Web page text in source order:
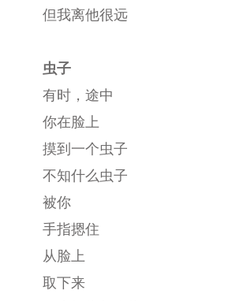
但我离他很远
虫子
有时，途中
你在脸上
摸到一个虫子
不知什么虫子
被你
手指摁住
从脸上
取下来